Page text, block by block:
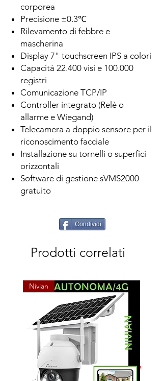
corporea
Precisione ±0.3℃
Rilevamento di febbre e
mascherina
Display 7" touchscreen IPS a colori
Capacità 22.400 visi e 100.000
registri
Comunicazione TCP/IP
Controller integrato (Relè o
allarme e Wiegand)
Telecamera a doppio sensore per il
riconoscimento facciale
Installazione su tornelli o superfici
orizzontali
Software di gestione sVMS2000
gratuito
Condividi
Prodotti correlati
Nivian